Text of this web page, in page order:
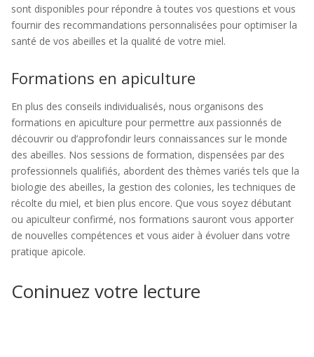
sont disponibles pour répondre à toutes vos questions et vous
fournir des recommandations personnalisées pour optimiser la
santé de vos abeilles et la qualité de votre miel.
Formations en apiculture
En plus des conseils individualisés, nous organisons des
formations en apiculture pour permettre aux passionnés de
découvrir ou d’approfondir leurs connaissances sur le monde
des abeilles. Nos sessions de formation, dispensées par des
professionnels qualifiés, abordent des thèmes variés tels que la
biologie des abeilles, la gestion des colonies, les techniques de
récolte du miel, et bien plus encore. Que vous soyez débutant
ou apiculteur confirmé, nos formations sauront vous apporter
de nouvelles compétences et vous aider à évoluer dans votre
pratique apicole.
Coninuez votre lecture